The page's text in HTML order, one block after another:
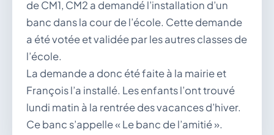
de CM1, CM2 a demandé l’installation d’un
banc dans la cour de l’école. Cette demande
a été votée et validée par les autres classes de
l’école.
La demande a donc été faite à la mairie et
François l’a installé. Les enfants l’ont trouvé
lundi matin à la rentrée des vacances d’hiver.
Ce banc s’appelle « Le banc de l’amitié ».